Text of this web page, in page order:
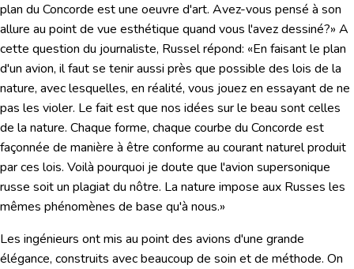
plan du Concorde est une oeuvre d'art. Avez-vous pensé à son
allure au point de vue esthétique quand vous l'avez dessiné?» A
cette question du journaliste, Russel répond: «En faisant le plan
d'un avion, il faut se tenir aussi près que possible des lois de la
nature, avec lesquelles, en réalité, vous jouez en essayant de ne
pas les violer. Le fait est que nos idées sur le beau sont celles
de la nature. Chaque forme, chaque courbe du Concorde est
façonnée de manière à être conforme au courant naturel produit
par ces lois. Voilà pourquoi je doute que l'avion supersonique
russe soit un plagiat du nôtre. La nature impose aux Russes les
mêmes phénomènes de base qu'à nous.»
Les ingénieurs ont mis au point des avions d'une grande
élégance, construits avec beaucoup de soin et de méthode. On